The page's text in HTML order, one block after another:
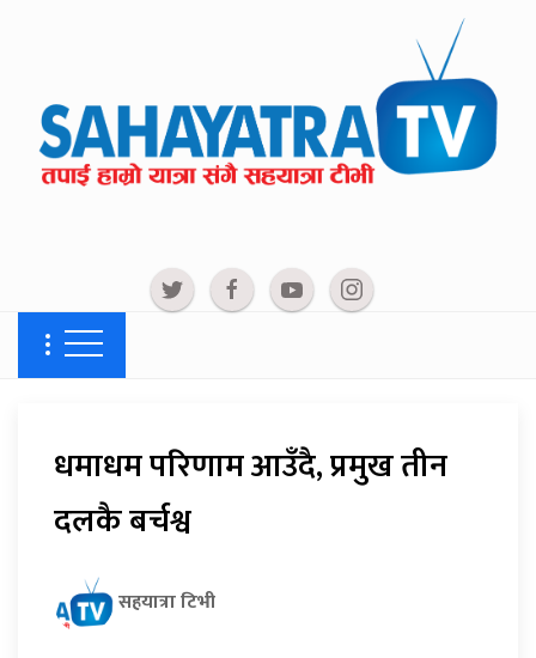
धमाधम परिणाम आउँदै, प्रमुख तीन
दलकै बर्चश्व
सहयात्रा टिभी